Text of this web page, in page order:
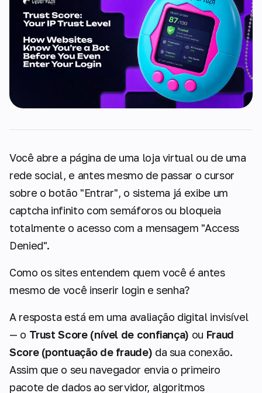
Você abre a página de uma loja virtual ou de uma
rede social, e antes mesmo de passar o cursor
sobre o botão "Entrar", o sistema já exibe um
captcha infinito com semáforos ou bloqueia
totalmente o acesso com a mensagem "Access
Denied".
Como os sites entendem quem você é antes
mesmo de você inserir login e senha?
A resposta está em uma avaliação digital invisível
— o Trust Score (nível de confiança) ou Fraud
Score (pontuação de fraude) da sua conexão.
Assim que o seu navegador envia o primeiro
pacote de dados ao servidor, algoritmos